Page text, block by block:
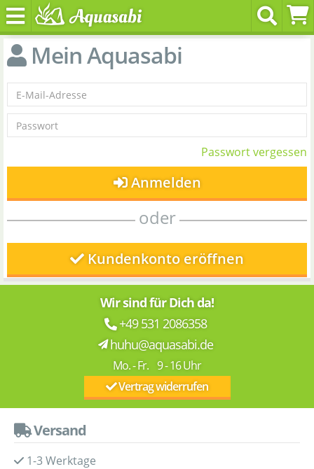
Mein Aquasabi
Passwort vergessen
Anmelden
oder
Kundenkonto eröffnen
Wir sind für Dich da!
+49 531 2086358
huhu@aquasabi.de
Mo. - Fr. 9 - 16 Uhr
Vertrag widerrufen
Versand
1-3 Werktage